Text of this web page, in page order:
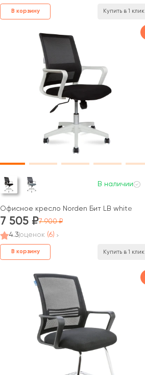
В корзину Купить в 1 клик
В наличии
Офисное кресло Norden Бит LB white
7 505
7 900
4.3 оценок (6)
В корзину Купить в 1 клик